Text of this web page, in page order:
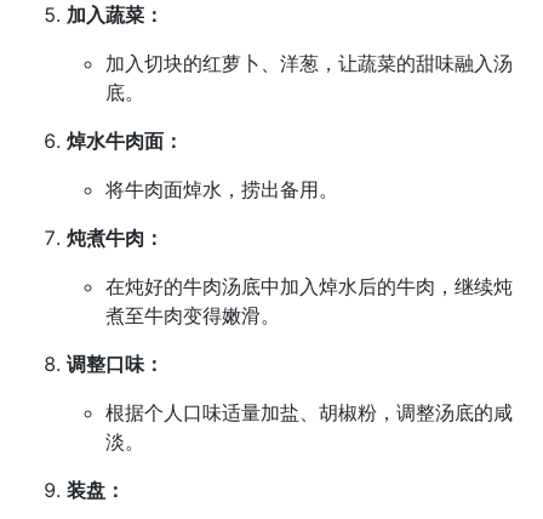
加入蔬菜：
加入切块的红萝卜、洋葱，让蔬菜的甜味融入汤
底。
焯水牛肉面：
将牛肉面焯水，捞出备用。
炖煮牛肉：
在炖好的牛肉汤底中加入焯水后的牛肉，继续炖
煮至牛肉变得嫩滑。
调整口味：
根据个人口味适量加盐、胡椒粉，调整汤底的咸
淡。
装盘：